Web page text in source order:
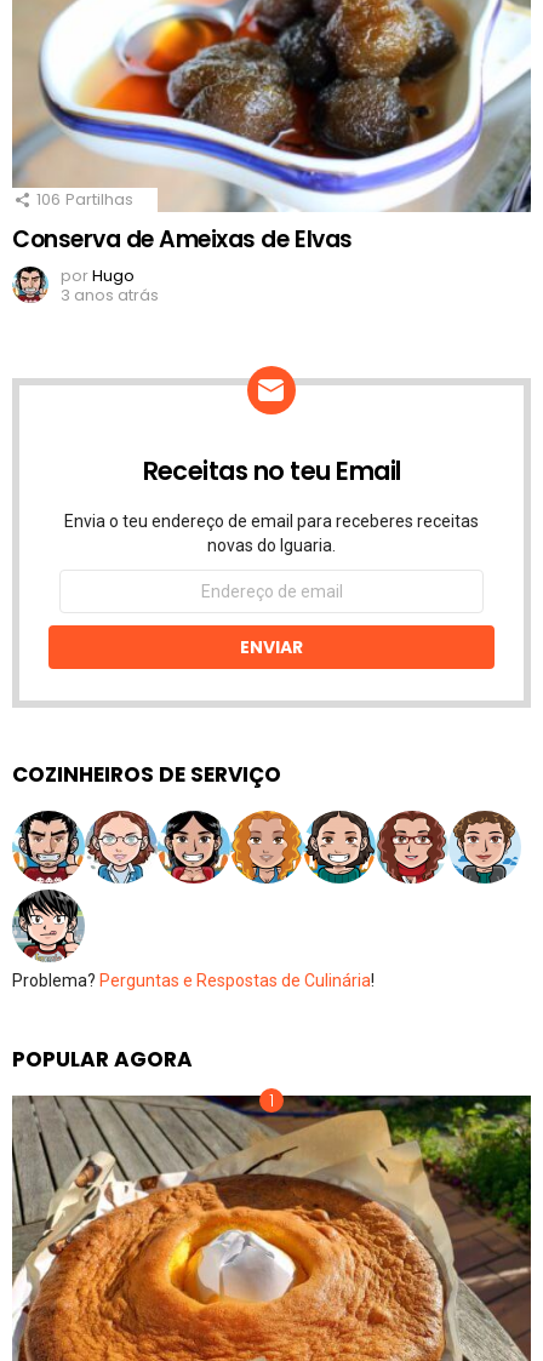
106 Partilhas
Conserva de Ameixas de Elvas
porHugo
3 anos atrás
Receitas no teu Email
Envia o teu endereço de email para receberes receitas
novas do Iguaria.
Endereço
email
ENVIAR
COZINHEIROS DE SERVIÇO
Problema? Perguntas e Respostas de Culinária!
POPULAR AGORA